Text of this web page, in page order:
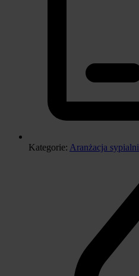
Kategorie: Aranżacja sypialni